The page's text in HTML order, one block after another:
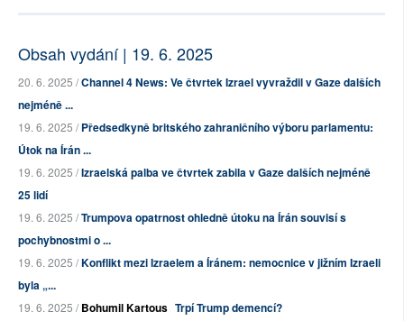
Obsah vydání | 19. 6. 2025
20. 6. 2025 /Channel 4 News: Ve čtvrtek Izrael vyvraždil v Gaze dalších
nejméně ...
19. 6. 2025 /Předsedkyně britského zahraničního výboru parlamentu:
Útok na Írán ...
19. 6. 2025 /Izraelská palba ve čtvrtek zabila v Gaze dalších nejméně
25 lidí
19. 6. 2025 /Trumpova opatrnost ohledně útoku na Írán souvisí s
pochybnostmi o ...
19. 6. 2025 /Konflikt mezi Izraelem a Íránem: nemocnice v jižním Izraeli
byla „...
19. 6. 2025 /Bohumil Kartous Trpí Trump demencí?